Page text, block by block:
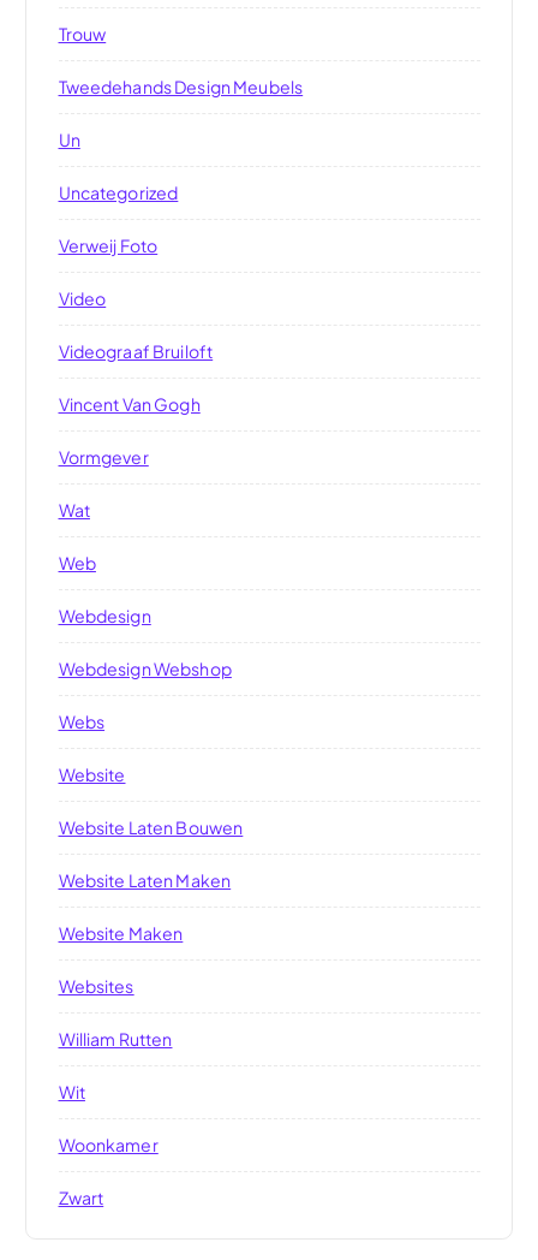
Trouw
Tweedehands Design Meubels
Un
Uncategorized
Verweij Foto
Video
Videograaf Bruiloft
Vincent Van Gogh
Vormgever
Wat
Web
Webdesign
Webdesign Webshop
Webs
Website
Website Laten Bouwen
Website Laten Maken
Website Maken
Websites
William Rutten
Wit
Woonkamer
Zwart